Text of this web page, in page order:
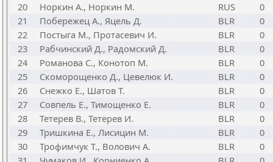
20
Норкин А., Норкин М. RUS
0
21
Побережец А., Яцель Д. BLR
0
22
Постыга М., Протасевич И. BLR
0
23
Рабчинский Д., Радомский Д. BLR
0
24
Романова С., Конотоп М. BLR
0
25
Скоморощенко Д., Цевелюк И. BLR
0
26
Снежко Е., Шатов Т. BLR
0
27
Совпель Е., Тимощенко Е. BLR
0
28
Тетерев В., Тетерев И. BLR
0
29
Тришкина Е., Лисицин М. BLR
0
30
Трофимчук Т., Волович А. BLR
0